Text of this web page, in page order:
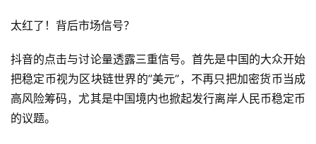
太红了！背后市场信号？
抖音的点击与讨论量透露三重信号。首先是中国的大众开始
把稳定币视为区块链世界的”美元”，不再只把加密货币当成
高风险筹码，尤其是中国境内也掀起发行离岸人民币稳定币
的议题。